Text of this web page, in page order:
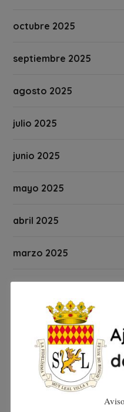
octubre 2025
septiembre 2025
agosto 2025
julio 2025
junio 2025
mayo 2025
abril 2025
marzo 2025
febrero 2025
enero 2025
diciembre 2024
noviembre 2024